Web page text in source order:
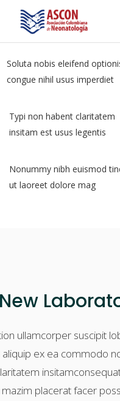
Soluta nobis eleifend
congue nihil usus imperdiet
Typi non habent claritatem
insitam est usus legentis
Nonummy nibh euismod
ut laoreet dolore mag
ullamcorper suscipit
aliquip ex ea commodo
placerat facer